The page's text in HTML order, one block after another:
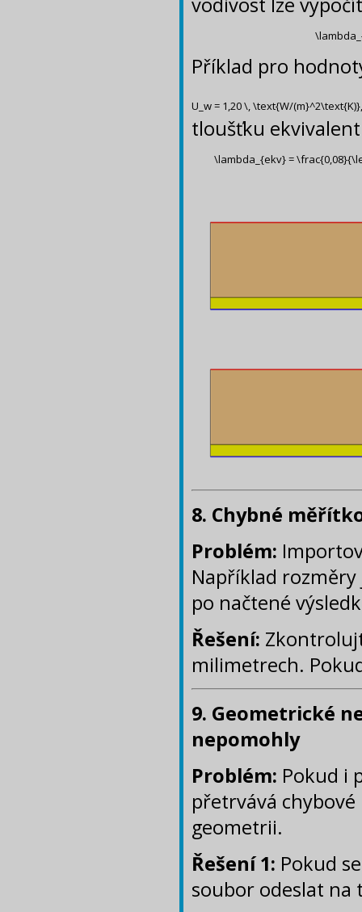
Příklad pro
U_w = 1,20 \, \text{W/
tloušťku
\lambda_{ekv} =
8. Chybné
Problém:
Například
po načtené
Řešení:
milimetrech.
9. Geometrické
nepomohly
Problém: Pokud i
přetrvává
geometrii.
Řešení 1: Pokud
soubor odeslat na